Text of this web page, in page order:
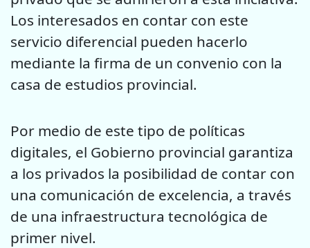
Los interesados en contar con este
servicio diferencial pueden hacerlo
mediante la firma de un convenio con la
casa de estudios provincial.
Por medio de este tipo de políticas
digitales, el Gobierno provincial garantiza
a los privados la posibilidad de contar con
una comunicación de excelencia, a través
de una infraestructura tecnológica de
primer nivel.